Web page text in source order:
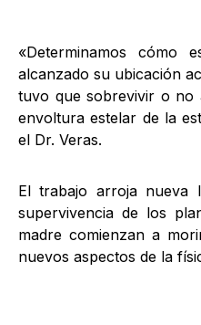
«Determinamos cómo
alcanzado su ubicación
tuvo que sobrevivir o no
envoltura estelar de la
el Dr. Veras.
El trabajo arroja nueva
supervivencia de los
madre comienzan a
nuevos aspectos de la